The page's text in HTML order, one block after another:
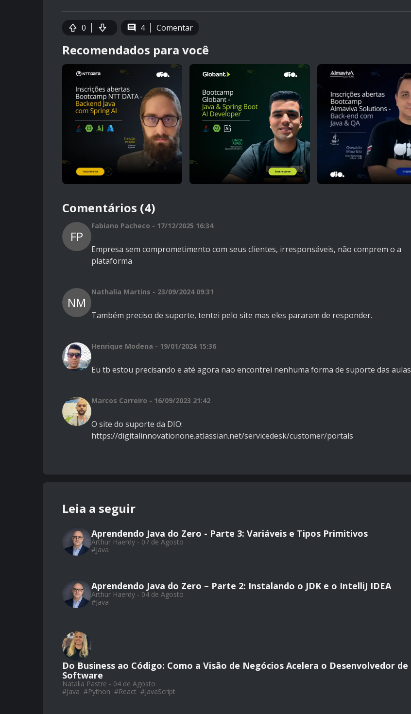
0 4 Comentar
Recomendados para você
Comentários (4)
FP
Fabiano Pacheco - 17/12/2025 16:34
Empresa sem comprometimento com seus clientes, irresponsáveis, não comprem o a
plataforma
NM
Nathalia Martins - 23/09/2024 09:31
Também preciso de suporte, tentei pelo site mas eles pararam de responder.
Henrique Modena - 19/01/2024 15:36
Eu tb estou precisando e até agora nao encontrei nenhuma forma de suporte das aulas
Marcos Carreiro - 16/09/2023 21:42
O site do suporte da DIO:
https://digitalinnovationone.atlassian.net/servicedesk/customer/portals
Leia a seguir
Aprendendo Java do Zero - Parte 3: Variáveis e Tipos Primitivos
Arthur Haerdy - 07 de Agosto
#Java
Aprendendo Java do Zero – Parte 2: Instalando o JDK e o IntelliJ IDEA
Arthur Haerdy - 04 de Agosto
#Java
Do Business ao Código: Como a Visão de Negócios Acelera o Desenvolvedor de
Software
Natalia Pastre - 04 de Agosto
#Java #Python #React #JavaScript